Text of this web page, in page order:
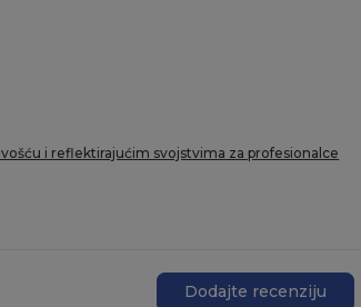
i reflektirajućim svojstvima za profesionalce
Dodajte recenziju